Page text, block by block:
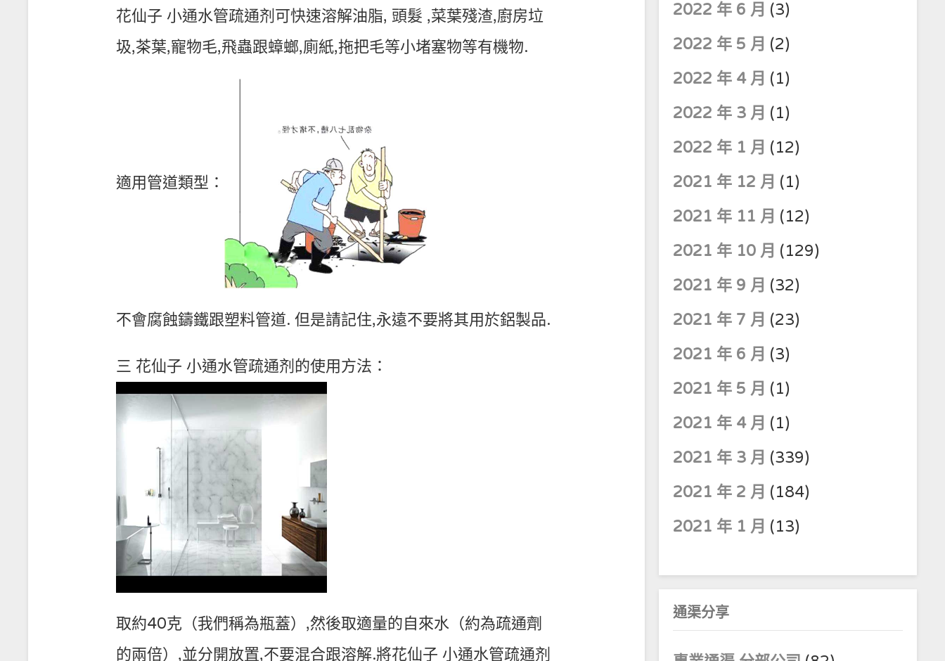
花仙子 小通水管疏通剂可快速溶解油脂, 頭髮 ,菜葉殘渣,廚房垃
圾,茶葉,寵物毛,飛蟲跟蟑螂,廁紙,拖把毛等小堵塞物等有機物.
適用管道類型：
不會腐蝕鑄鐵跟塑料管道. 但是請記住,永遠不要將其用於鋁製品.
三 花仙子 小通水管疏通剂的使用方法：
取約40克（我們稱為瓶蓋）,然後取適量的自來水（約為疏通劑
的兩倍）,並分開放置,不要混合跟溶解.將花仙子 小通水管疏通剂
2022 年 6 月 (3)
2022 年 5 月 (2)
2022 年 4 月 (1)
2022 年 3 月 (1)
2022 年 1 月 (12)
2021 年 12 月 (1)
2021 年 11 月 (12)
2021 年 10 月 (129)
2021 年 9 月 (32)
2021 年 7 月 (23)
2021 年 6 月 (3)
2021 年 5 月 (1)
2021 年 4 月 (1)
2021 年 3 月 (339)
2021 年 2 月 (184)
2021 年 1 月 (13)
通渠分享